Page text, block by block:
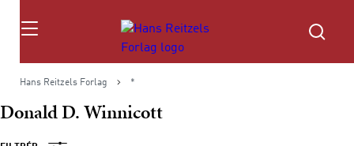
Søg
Hans Reitzels Forlag *
Donald D. Winnicott